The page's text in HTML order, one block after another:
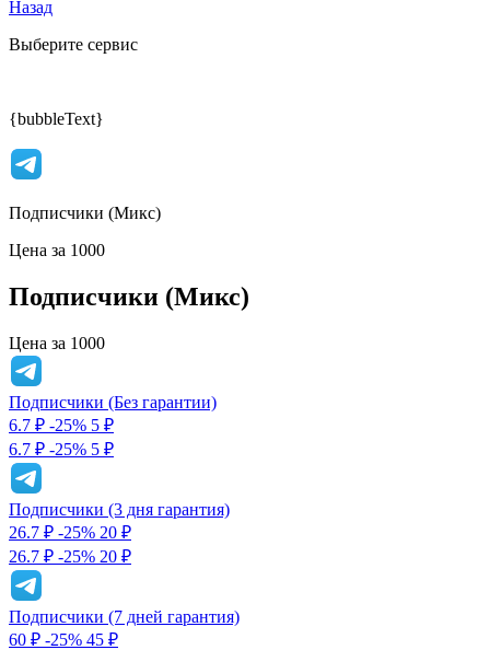
Назад
Выберите сервис
{bubbleText}
Подписчики (Микс)
Цена за 1000
Подписчики (Микс)
Цена за 1000
Подписчики (Без гарантии)
6.7 ₽ -25% 5 ₽
6.7 ₽ -25% 5 ₽
Подписчики (3 дня гарантия)
26.7 ₽ -25% 20 ₽
26.7 ₽ -25% 20 ₽
Подписчики (7 дней гарантия)
60 ₽ -25% 45 ₽